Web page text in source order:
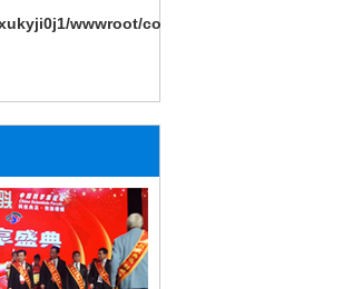
wwwroot/company.php